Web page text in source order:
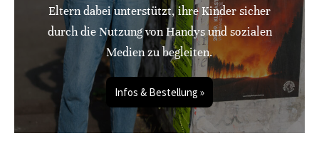
Eltern dabei unterstützt, ihre Kinder sicher
durch die Nutzung von Handys und sozialen
Medien zu begleiten.
Infos & Bestellung »